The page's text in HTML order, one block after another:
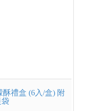
酥禮盒 (6入/盒) 附